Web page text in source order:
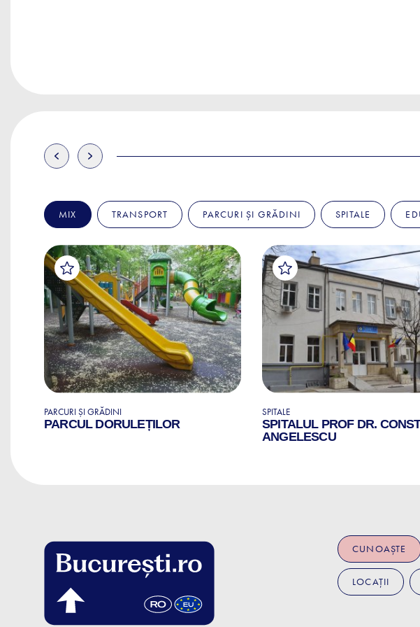
MIX TRANSPORT PARCURI ȘI GRĂDINI SPITALE
PARCURI ȘI GRĂDINI
PARCUL DORULEȚILOR
SPITALE
SPITALUL PROF DR.
ANGELESCU
CUNOAȘTE
LOCAȚII